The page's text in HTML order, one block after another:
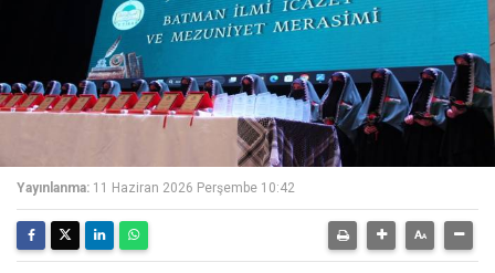
Yayınlanma: 11 Haziran 2026 Perşembe 10:42